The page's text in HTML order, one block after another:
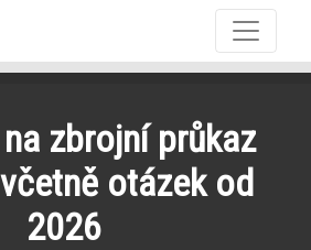
zbrojní průkaz
otázek od
2026